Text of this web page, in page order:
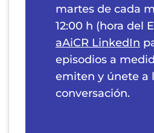
martes de cada
12:00 h (hora del
aAiCR LinkedIn
episodios a
emiten y únete a
conversación.